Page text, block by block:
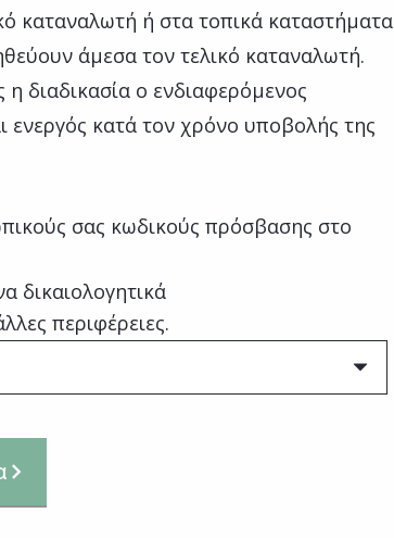
καταναλωτή ή στα τοπικά καταστήματα
άμεσα τον τελικό καταναλωτή.
διαδικασία ο ενδιαφερόμενος
ενεργός κατά τον χρόνο υποβολής της
σας κωδικούς πρόσβασης στο
δικαιολογητικά
περιφέρειες.